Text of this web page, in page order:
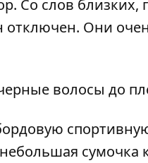
. Со слов
отключен. Они
волосы до
сумочка